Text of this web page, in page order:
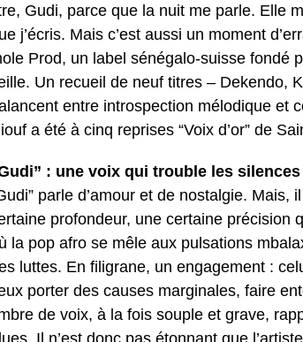
Gudi, parce que la nuit me parle. Elle
j’écris. Mais c’est aussi un moment
Prod, un label sénégalo-suisse fondé
Un recueil de neuf titres – Dekendo,
entre introspection mélodique et
a été à cinq reprises “Voix d’or” de
: une voix qui trouble les silences
parle d’amour et de nostalgie.
profondeur, une certaine précision
la pop afro se mêle aux pulsations
luttes. En filigrane, un engagement :
porter des causes marginales, faire
de voix, à la fois souple et grave,
Il n’est donc pas étonnant que